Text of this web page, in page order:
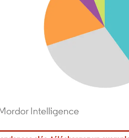
une attribution sous CC BY 4.0.